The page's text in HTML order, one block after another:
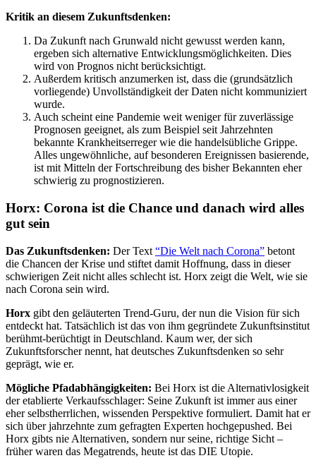
Kritik an diesem Zukunftsdenken:
Da Zukunft nach Grunwald nicht gewusst werden kann,
ergeben sich alternative Entwicklungsmöglichkeiten. Dies
wird von Prognos nicht berücksichtigt.
Außerdem kritisch anzumerken ist, dass die (grundsätzlich
vorliegende) Unvollständigkeit der Daten nicht kommuniziert
wurde.
Auch scheint eine Pandemie weit weniger für zuverlässige
Prognosen geeignet, als zum Beispiel seit Jahrzehnten
bekannte Krankheitserreger wie die handelsübliche Grippe.
Alles ungewöhnliche, auf besonderen Ereignissen basierende,
ist mit Mitteln der Fortschreibung des bisher Bekannten eher
schwierig zu prognostizieren.
Horx: Corona ist die Chance und danach wird alles
gut sein
Das Zukunftsdenken: Der Text “Die Welt nach Corona” betont
die Chancen der Krise und stiftet damit Hoffnung, dass in dieser
schwierigen Zeit nicht alles schlecht ist. Horx zeigt die Welt, wie sie
nach Corona sein wird.
Horx gibt den geläuterten Trend-Guru, der nun die Vision für sich
entdeckt hat. Tatsächlich ist das von ihm gegründete Zukunftsinstitut
berühmt-berüchtigt in Deutschland. Kaum wer, der sich
Zukunftsforscher nennt, hat deutsches Zukunftsdenken so sehr
geprägt, wie er.
Mögliche Pfadabhängigkeiten: Bei Horx ist die Alternativlosigkeit
der etablierte Verkaufsschlager: Seine Zukunft ist immer aus einer
eher selbstherrlichen, wissenden Perspektive formuliert. Damit hat er
sich über jahrzehnte zum gefragten Experten hochgepushed. Bei
Horx gibts nie Alternativen, sondern nur seine, richtige Sicht –
früher waren das Megatrends, heute ist das DIE Utopie.